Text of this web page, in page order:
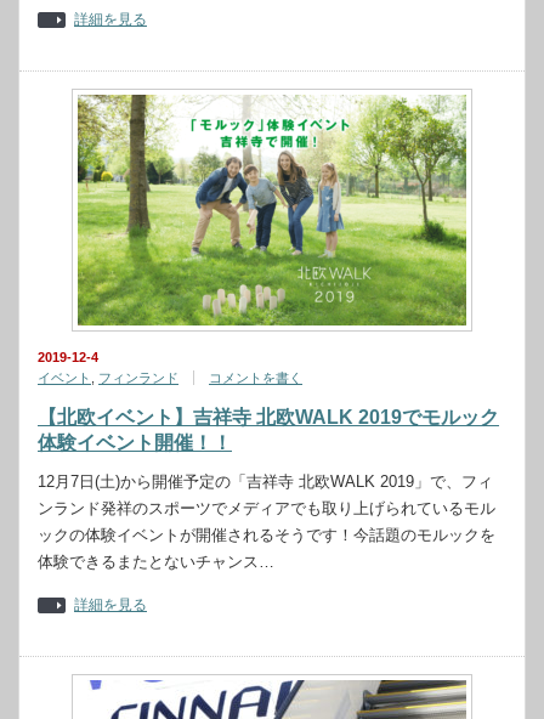
詳細を見る
2019-12-4
イベント
フィンランド コメントを書く
【北欧イベント】吉祥寺 北欧WALK 2019でモルック
体験イベント開催！！
12月7日(土)から開催予定の「吉祥寺 北欧WALK 2019」で、フィ
ンランド発祥のスポーツでメディアでも取り上げられているモル
ックの体験イベントが開催されるそうです！今話題のモルックを
体験できるまたとないチャンス…
詳細を見る